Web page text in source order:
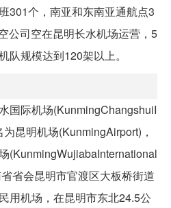
301个，南亚和东南亚通航点3
公司空在昆明长水机场运营，5
队规模达到120架以上。
国际机场(KunmingChangshuiI
昆明机场(KunmingAirport)，
(KunmingWujiabaInternational
省会昆明市官渡区大板桥街道
用机场，在昆明市东北24.5公